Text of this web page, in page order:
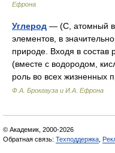
Ефрона
Углерод — (С, атомный
элементов, в
природе. Входя в состав
(вместе с водородом,
роль во всех
Ф.А. Брокгауза и И.А. Ефрона
© Академик, 2000-2026
Обратная связь: Техподдержка